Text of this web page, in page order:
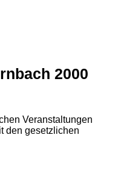
5 2000
Veranstaltungen
den gesetzlichen